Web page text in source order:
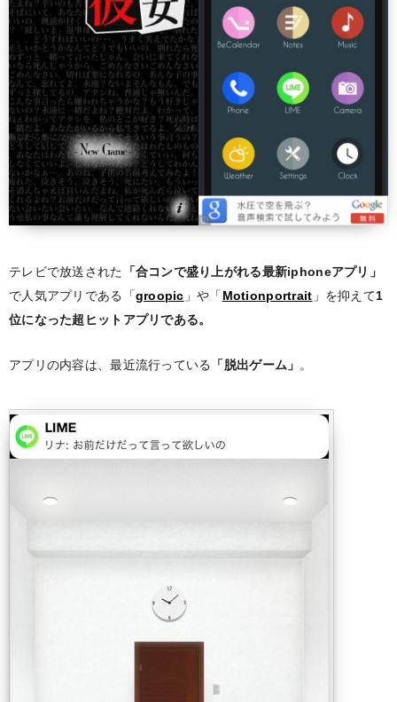
テレビで放送された 「合コンで盛り上がれる最新iphoneアプリ」
で人気アプリである「groopic 」や「 Motionportrait 」を抑えて1
位になった超ヒットアプリである。
アプリの内容は、最近流行っている 「脱出ゲーム」 。